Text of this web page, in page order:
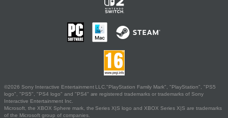
©2026 Sony Interactive Entertainment LLC."PlayStation Family Mark", "PlayStation", "PS5
logo", "PS5", "PS4 logo" and "PS4" are registered trademarks or trademarks of Sony
Interactive Entertainment Inc.
Microsoft, the XBOX Sphere mark, the Series X|S logo and XBOX Series X|S are trademarks
of the Microsoft group of companies.